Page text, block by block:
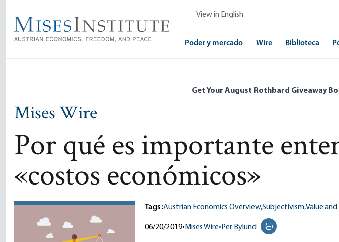
main
content
View in English
Poder y mercado Wire Biblioteca
Get Your August Rothbard Giveaway
Mises Wire
Por qué es importante
«costos económicos»
Tags:Austrian Economics Overview,Subjectivism,Value
06/20/2019• Mises Wire• Per Bylund
Print this page